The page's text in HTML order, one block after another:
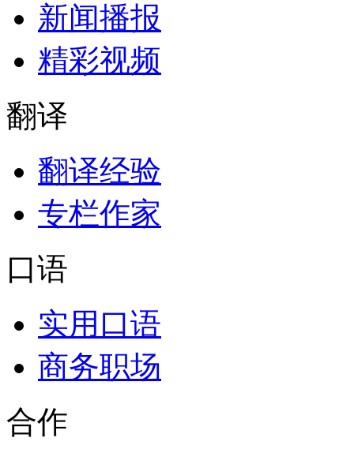
新闻播报
精彩视频
翻译
翻译经验
专栏作家
口语
实用口语
商务职场
合作